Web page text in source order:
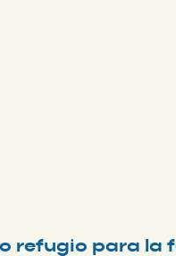
refugio para la